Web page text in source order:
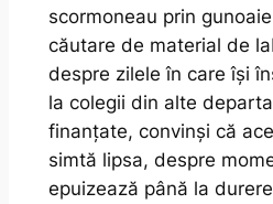
scormoneau prin
căutare de material de
despre zilele în care își
la colegii din alte
finanțate, convinși că
simtă lipsa, despre
epuizează până la